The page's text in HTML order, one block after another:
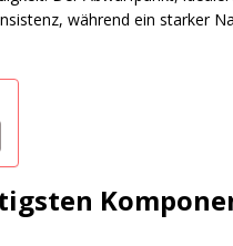
während ein starker